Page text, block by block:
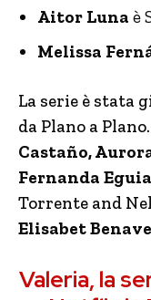
Aitor Luna è
Melissa
La serie è stata
da Plano a
Castaño,
Fernanda
Torrente and
Elisabet
Valeria, la